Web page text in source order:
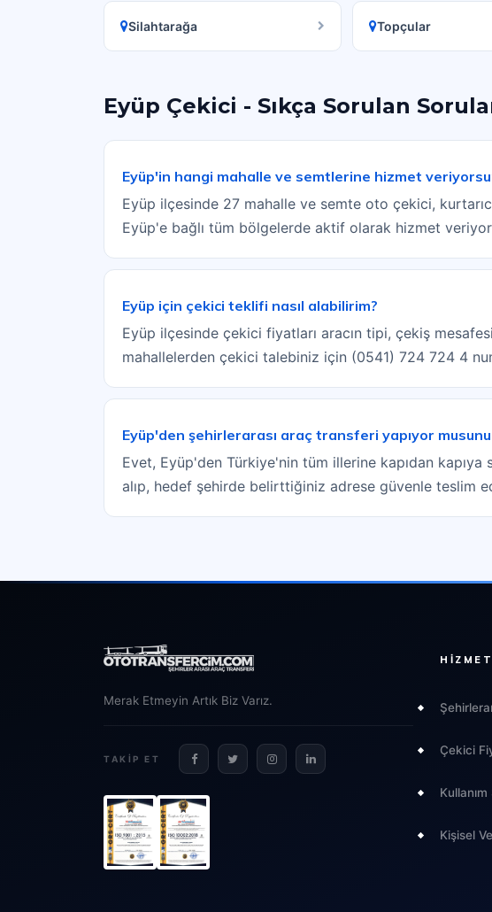
Silahtarağa Topçular
Eyüp Çekici - Sıkça Sorulan
Eyüp'in hangi mahalle ve semtlerine hizmet
Eyüp ilçesinde 27 mahalle ve semte oto çekici,
Eyüp'e bağlı tüm bölgelerde aktif olarak hizmet
Eyüp için çekici teklifi nasıl alabilirim?
Eyüp ilçesinde çekici fiyatları aracın tipi, çekiş
mahallelerden çekici talebiniz için (0541) 724 724 4
Eyüp'den şehirlerarası araç transferi yapıyor
Evet, Eyüp'den Türkiye'nin tüm illerine kapıdan kapıya
alıp, hedef şehirde belirttiğiniz adrese güvenle teslim
Merak Etmeyin Artık Biz Varız.
TAKIP ET
Çekici
Kişisel